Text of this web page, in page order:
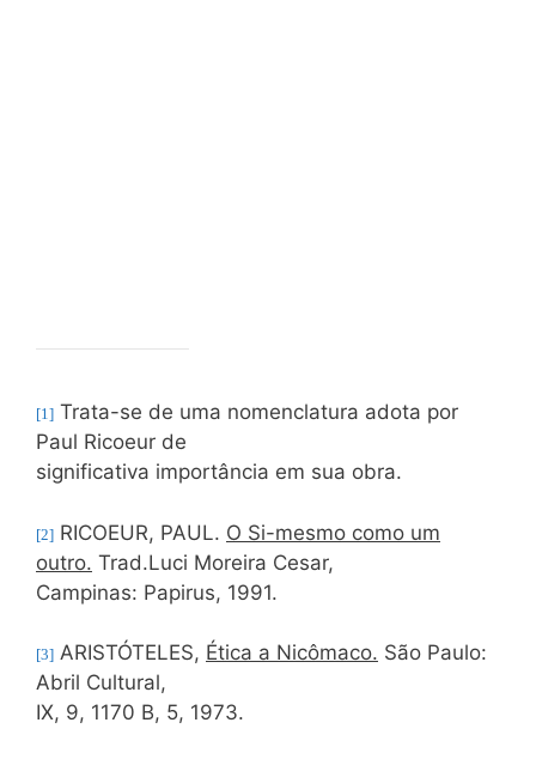
[1] Trata-se de uma nomenclatura adota por
Paul Ricoeur de
significativa importância em sua obra.
[2] RICOEUR, PAUL. O Si-mesmo como um
outro. Trad.Luci Moreira Cesar,
Campinas: Papirus, 1991.
[3] ARISTÓTELES, Ética a Nicômaco. São Paulo:
Abril Cultural,
IX, 9, 1170 B, 5, 1973.